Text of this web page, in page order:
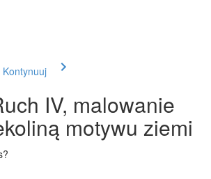
Kontynuuj
IV, malowanie
motywu ziemi